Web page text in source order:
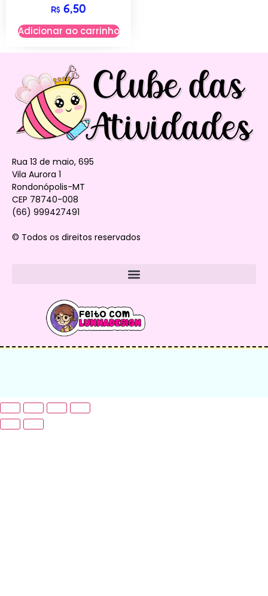
R$ 6,50
Adicionar ao carrinho
Rua 13 de maio, 695
Vila Aurora 1
Rondonópolis-MT
CEP 78740-008
(66) 999427491
© Todos os direitos reservados